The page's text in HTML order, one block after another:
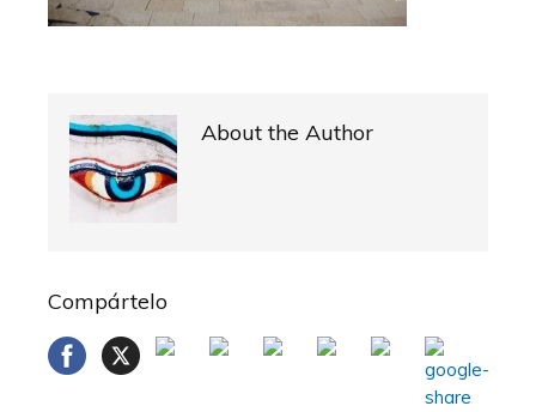
About the Author
Compártelo